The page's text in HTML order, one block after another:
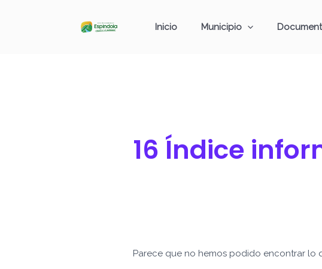
Inicio Municipio
16 Índice
Parece que no hemos podido encontrar lo